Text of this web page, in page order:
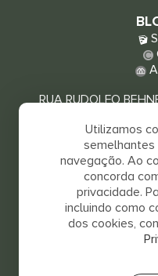
RUA RUDOLFO
VEJA
Utilizamos
semelhantes
navegação. Ao
concorda
privacidade.
incluindo como
dos cookies,